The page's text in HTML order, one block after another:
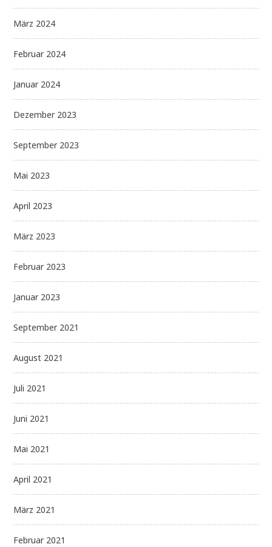
März 2024
Februar 2024
Januar 2024
Dezember 2023
September 2023
Mai 2023
April 2023
März 2023
Februar 2023
Januar 2023
September 2021
August 2021
Juli 2021
Juni 2021
Mai 2021
April 2021
März 2021
Februar 2021